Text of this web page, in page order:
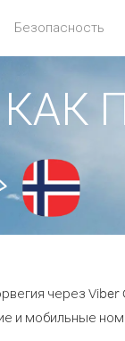
Безопасность
КАК
через Viber
и мобильные